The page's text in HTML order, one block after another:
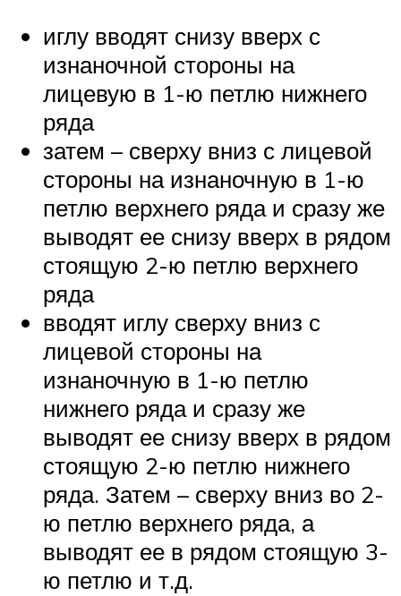
иглу вводят снизу вверх с
изнаночной стороны на
лицевую в 1-ю петлю нижнего
ряда
затем – сверху вниз с лицевой
стороны на изнаночную в 1-ю
петлю верхнего ряда и сразу же
выводят ее снизу вверх в рядом
стоящую 2-ю петлю верхнего
ряда
вводят иглу сверху вниз с
лицевой стороны на
изнаночную в 1-ю петлю
нижнего ряда и сразу же
выводят ее снизу вверх в рядом
стоящую 2-ю петлю нижнего
ряда. Затем – сверху вниз во 2-
ю петлю верхнего ряда, а
выводят ее в рядом стоящую 3-
ю петлю и т.д.